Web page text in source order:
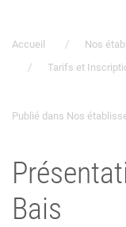
Accueil Nos
Tarifs et
Publié dans Nos
Bais